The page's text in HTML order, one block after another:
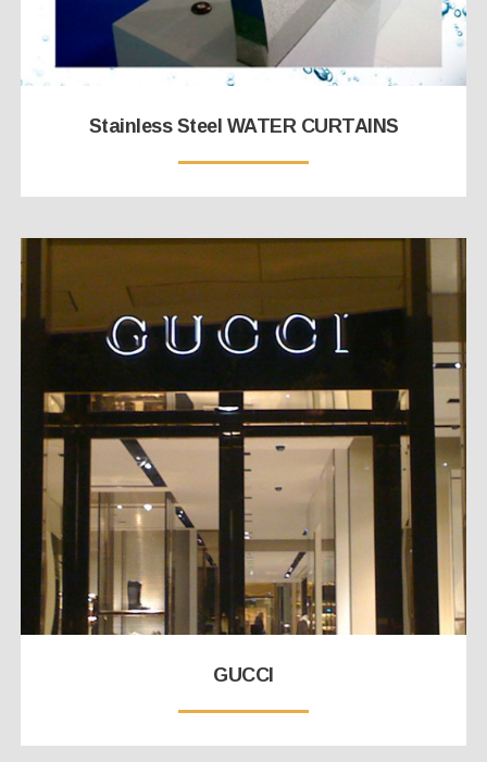
Stainless Steel WATER CURTAINS
GUCCI